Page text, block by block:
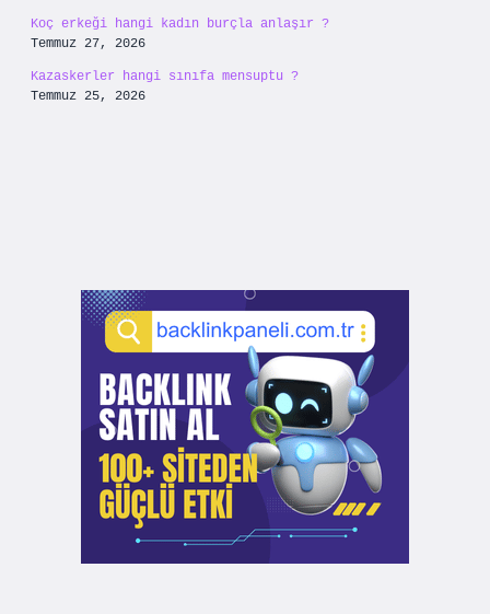
Koç erkeği hangi kadın burçla anlaşır ?
Temmuz 27, 2026
Kazaskerler hangi sınıfa mensuptu ?
Temmuz 25, 2026